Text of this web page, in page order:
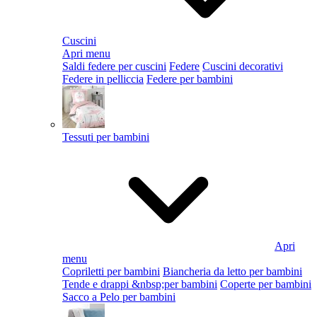
Cuscini
Apri menu
Saldi federe per cuscini Federe Cuscini decorativi
Federe in pelliccia Federe per bambini
Tessuti per bambini
Apri
menu
Copriletti per bambini Biancheria da letto per bambini
Tende e drappi &nbsp;per bambini Coperte per bambini
Sacco a Pelo per bambini